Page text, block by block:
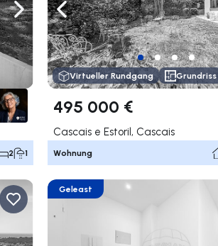
Nach rechts navigieren
2 1
Nach links navigieren
Virtueller Rundgang Grundriss
495 000 €
Cascais e Estoril, Cascais
Wohnung
Geleast